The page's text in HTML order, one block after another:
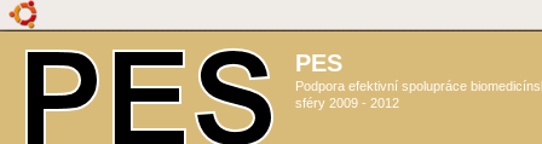
PES
Podpora efektivní spolupráce
sféry 2009 - 2012